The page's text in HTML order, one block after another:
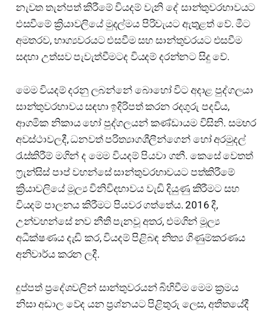
නැවත තැන්පත් කිරීමේ වියදම් වැනි දේ සාන්තුවරභාවයට
එසවීමේ ක්‍රියාවලියේ මුදල්මය පිරිවැයට ඇතුළත් වේ. මීට
අමතරව, භාග්‍යවරයට එසවීම සහ සාන්තුවරයට එසවීම
සදහා උත්සව පැවැත්වීමටද වියදම් දරන්නට සිදු වේ.
මෙම වියදම් දරනු ලබන්නේ බොහෝ විට අදාළ පුද්ගලයා
සාන්තුවරභාවය සඳහා ඉදිරිපත් කරන රදගුරු පදවිය,
ආගමික නිකාය හෝ පුද්ගලයන් කණ්ඩායම විසිනි. සමහර
අවස්ථාවලදී, ධනවත් පරිත්‍යාගශීලීන්ගෙන් හෝ අරමුදල්
රැස්කිරීම් මගින් ද මෙම වියදම් පියවා ගනී. කෙසේ වෙතත්
ෆ්‍රැන්සිස් පාප් වහන්සේ සාන්තුවරභාවයට පත්කිරීමේ
ක්‍රියාවලියේ මූල්‍ය විනිවිදභාවය වැඩි දියුණු කිරීමට සහ
වියදම් පාලනය කිරීමට පියවර ගත්තේය. 2016 දී,
උන්වහන්සේ නව නීති පැනවූ අතර, එමගින් මූල්‍ය
අධීක්ෂණය දැඩි කර, වියදම් පිළිබඳ නිත්‍ය ගිණුම්කරණය
අනිවාර්ය කරන ලදී.
දුප්පත් ප්‍රදේශවලින් සාන්තුවරයන් බිහිවීම මෙම ක්‍රමය
නිසා අඩාල වේද යන ප්‍රශ්නයට පිළිතුරු ලෙස, අතීතයේදී